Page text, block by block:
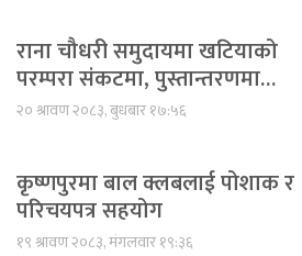
राना चौधरी समुदायमा खटियाको
परम्परा संकटमा, पुस्तान्तरणमा…
२० श्रावण २०८३, बुधबार १७:५६
कृष्णपुरमा बाल क्लबलाई पोशाक र
परिचयपत्र सहयोग
१९ श्रावण २०८३, मंगलवार १९:३६